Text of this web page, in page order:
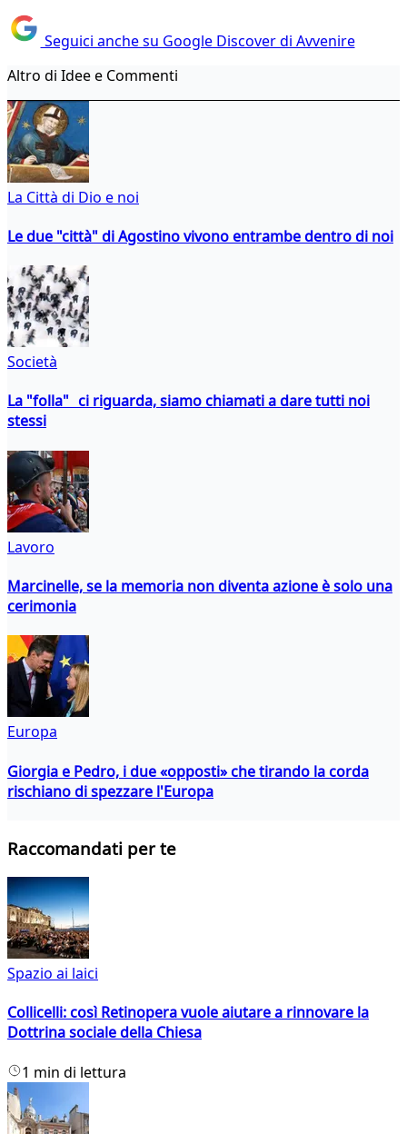
Seguici anche su Google Discover di Avvenire
Altro di Idee e Commenti
La Città di Dio e noi
Le due "città" di Agostino vivono entrambe dentro di noi
Società
La "folla" ci riguarda, siamo chiamati a dare tutti noi
stessi
Lavoro
Marcinelle, se la memoria non diventa azione è solo una
cerimonia
Europa
Giorgia e Pedro, i due «opposti» che tirando la corda
rischiano di spezzare l'Europa
Raccomandati per te
Spazio ai laici
Collicelli: così Retinopera vuole aiutare a rinnovare la
Dottrina sociale della Chiesa
1 min di lettura